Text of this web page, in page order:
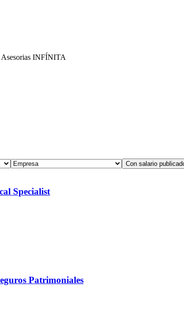
INFÍNITA
Con salario
Specialist
Patrimoniales